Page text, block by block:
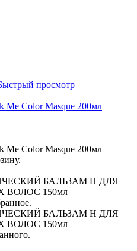
просмотр
Me Color Masque 200мл
Me Color Masque 200мл
БАЛЬЗАМ Н ДЛЯ
150мл
БАЛЬЗАМ Н ДЛЯ
150мл